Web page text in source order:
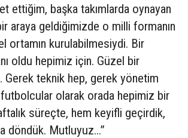
ettiğim, başka takımlarda oynayan
araya geldiğimizde o milli formanın
ortamın kurulabilmesiydi. Bir
oldu hepimiz için. Güzel bir
Gerek teknik hep, gerek yönetim
olarak orada hepimiz bir
süreçte, hem keyifli geçirdik,
döndük. Mutluyuz...”